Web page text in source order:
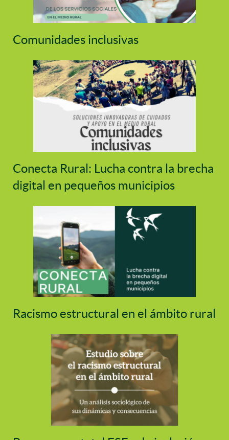
Comunidades inclusivas
Conecta Rural: Lucha contra la brecha
digital en pequeños municipios
Racismo estructural en el ámbito rural